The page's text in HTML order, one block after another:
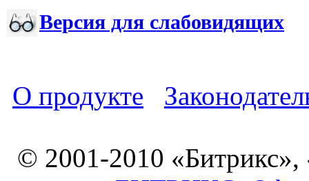
Версия для слабовидящих
О продукте
© 2001-2010 «Битрикс»,